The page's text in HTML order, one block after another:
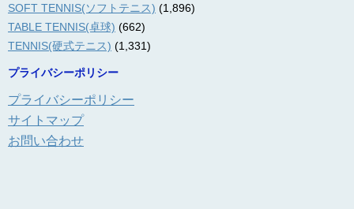
SOFT TENNIS(ソフトテニス) (1,896)
TABLE TENNIS(卓球) (662)
TENNIS(硬式テニス) (1,331)
プライバシーポリシー
プライバシーポリシー
サイトマップ
お問い合わせ